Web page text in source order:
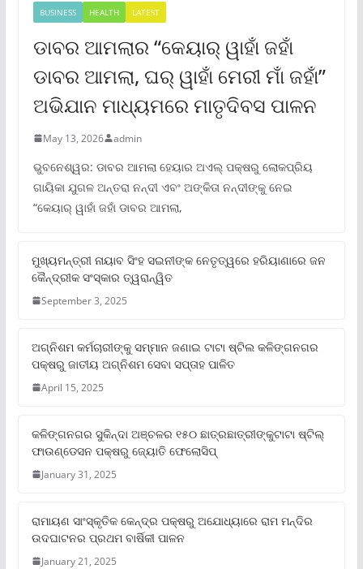
BUSINESS HEALTH LATEST
ଡାବର ଆମଲାର “କେୟାର୍ ୱାହାଁ ଜହାଁ
ଡାବର ଆମଲା, ଘର୍ ୱାହାଁ ମେରୀ ମାଁ ଜହାଁ”
ଅଭିଯାନ ମାଧ୍ୟମରେ ମାତୃଦିବସ ପାଳନ
May 13, 2026 admin
ଭୁବନେଶ୍ୱର: ଡାବର ଆମଲା ହେୟାର ଅଏଲ୍ ପକ୍ଷରୁ ଲୋକପ୍ରିୟ
ଗାୟିକା ଯୁଗଳ ଅନ୍ତରା ନନ୍ଦୀ ଏବଂ ଅଙ୍କିତା ନନ୍ଦୀଙ୍କୁ ନେଇ
“କେୟାର୍ ୱାହାଁ ଜହାଁ ଡାବର ଆମଲା,
ମୁଖ୍ୟମନ୍ତ୍ରୀ ନାୟାବ ସିଂହ ସଇନୀଙ୍କ ନେତୃତ୍ୱରେ ହରିୟାଣାରେ ଜନ
କୈନ୍ଦ୍ରୀକ ସଂସ୍କାର ତ୍ୱରାନ୍ୱିତ
September 3, 2025
ଅଗ୍ନିଶମ କର୍ମଚାରୀଙ୍କୁ ସମ୍ମାନ ଜଣାଇ ଟାଟା ଷ୍ଟିଲ କଳିଙ୍ଗନଗର
ପକ୍ଷରୁ ଜାତୀୟ ଅଗ୍ନିଶମ ସେବା ସପ୍ତାହ ପାଳିତ
April 15, 2025
କଳିଙ୍ଗନଗର ସୁକିନ୍ଦା ଅଞ୍ଚଳର ୧୫୦ ଛାତ୍ରଛାତ୍ରୀଙ୍କୁଟାଟା ଷ୍ଟିଲ୍
ଫାଉଣ୍ଡେସନ ପକ୍ଷରୁ ଜ୍ୟୋତି ଫେଲୋସିପ୍‌
January 31, 2025
ରାମାୟଣ ସାଂସ୍କୃତିକ କେନ୍ଦ୍ର ପକ୍ଷରୁ ଅଯୋଧ୍ୟାରେ ରାମ ମନ୍ଦିର
ଉଦଘାଟନର ପ୍ରଥମ ବାର୍ଷିକୀ ପାଳନ
January 21, 2025